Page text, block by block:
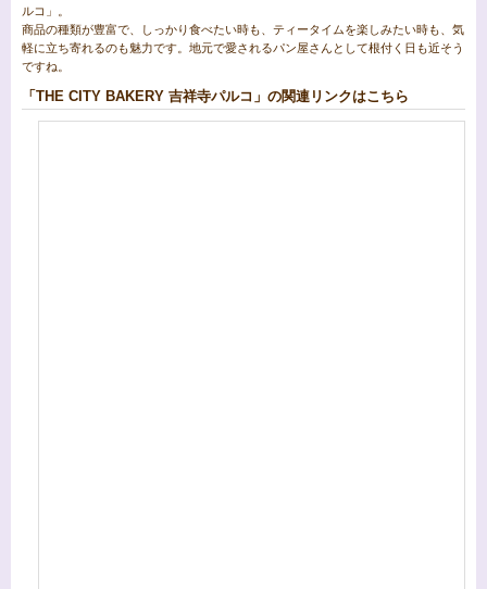
ルコ」。
商品の種類が豊富で、しっかり食べたい時も、ティータイムを楽しみたい時も、気
軽に立ち寄れるのも魅力です。地元で愛されるパン屋さんとして根付く日も近そう
ですね。
「THE CITY BAKERY 吉祥寺パルコ」の関連リンクはこちら